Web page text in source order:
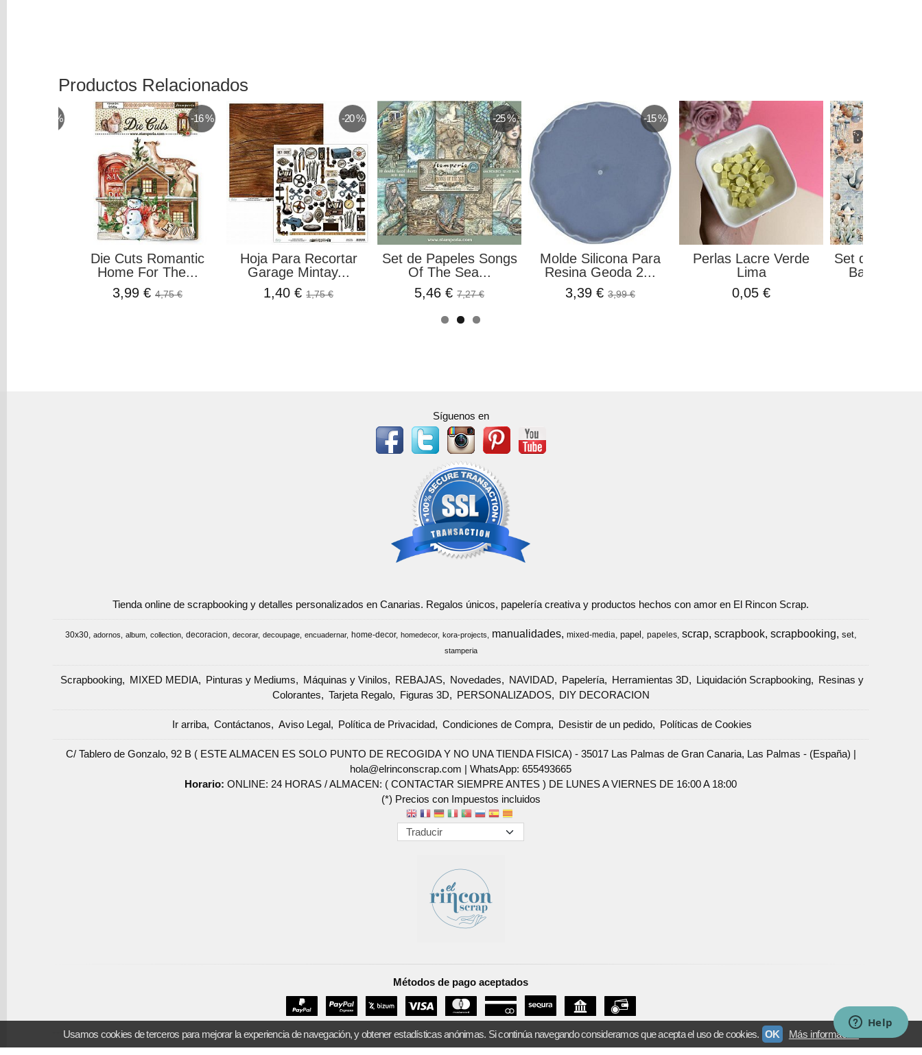
Facebook
Youtube
Productos Relacionados
-25 % -16 %
Die Cuts Romantic
Home For The...
3,99 €4,75 €
-20 %
Hoja Para Recortar
Garage Mintay...
1,40 €1,75 €
-25 %
Set de Papeles Songs
Of The Sea...
5,46 €7,27 €
-15 %
Molde Silicona Para
Resina Geoda 2...
3,39 €3,99 €
Perlas Lacre Verde
Lima
0,05 €
Set de
Baby
Síguenos en
Tienda online de scrapbooking y detalles personalizados en Canarias. Regalos únicos, papelería creativa y productos hechos con amor en El Rincon Scrap.
30x30 adornos album collection decoracion decorar decoupage encuadernar home-decor homedecor kora-projects manualidades mixed-media papel papeles scrap scrapbook scrapbooking set
stamperia
Scrapbooking MIXED MEDIA Pinturas y Mediums Máquinas y Vinilos REBAJAS Novedades NAVIDAD Papelería Herramientas 3D Liquidación Scrapbooking
Resinas y
Colorantes
Tarjeta Regalo Figuras 3D PERSONALIZADOS DIY DECORACION
Ir arriba Contáctanos Aviso Legal Política de Privacidad Condiciones de Compra Desistir de un pedido Políticas de Cookies
C/ Tablero de Gonzalo, 92 B ( ESTE ALMACEN ES SOLO PUNTO DE RECOGIDA Y NO UNA TIENDA FISICA) - 35017 Las Palmas de Gran Canaria, Las Palmas - (España) |
hola@elrinconscrap.com |WhatsApp: 655493665
Horario:ONLINE: 24 HORAS / ALMACEN: ( CONTACTAR SIEMPRE ANTES ) DE LUNES A VIERNES DE 16:00 A 18:00
(*) Precios con Impuestos incluidos
Métodos de pago aceptados
Usamos cookies de terceros para mejorar la experiencia de navegación, y obtener estadísticas anónimas. Si continúa navegando consideramos que acepta el uso de cookies. OK Más información